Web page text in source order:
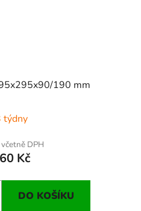
190 mm
týdny
DPH
Kč
DO KOŠÍKU